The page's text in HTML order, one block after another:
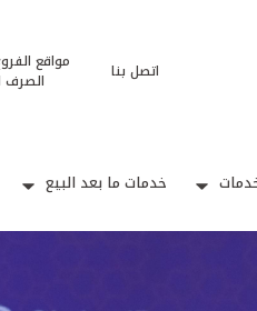
اتصل بنا
مواقع
الصرف
خدمات ما بعد البيع